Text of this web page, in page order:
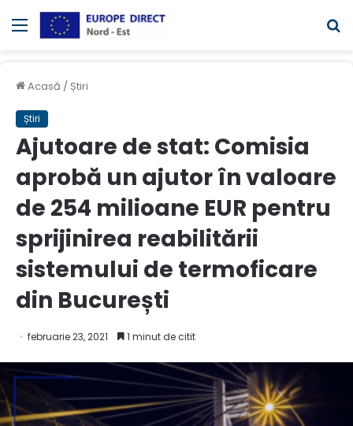
Meniul
Acasă / Știri
Știri
Ajutoare de stat: Comisia
aprobă un ajutor în valoare
de 254 milioane EUR pentru
sprijinirea reabilitării
sistemului de termoficare
din București
februarie 23, 2021 1 minut de citit